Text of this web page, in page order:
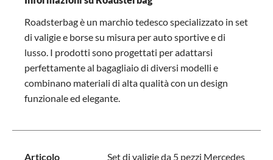
Roadsterbag è un marchio tedesco specializzato in set
di valigie e borse su misura per auto sportive e di
lusso. I prodotti sono progettati per adattarsi
perfettamente al bagagliaio di diversi modelli e
combinano materiali di alta qualità con un design
funzionale ed elegante.
Articolo
Set di valigie da 5 pezzi Mercedes